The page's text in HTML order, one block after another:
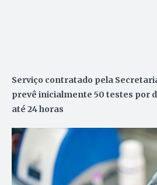
Serviço contratado pela
prevê inicialmente 50 testes por
até 24 horas